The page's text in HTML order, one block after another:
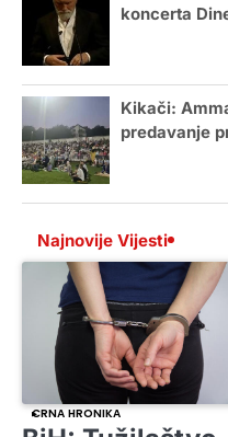
koncerta
Kikači:
predavanje
Najnovije Vijesti
CRNA HRONIKA